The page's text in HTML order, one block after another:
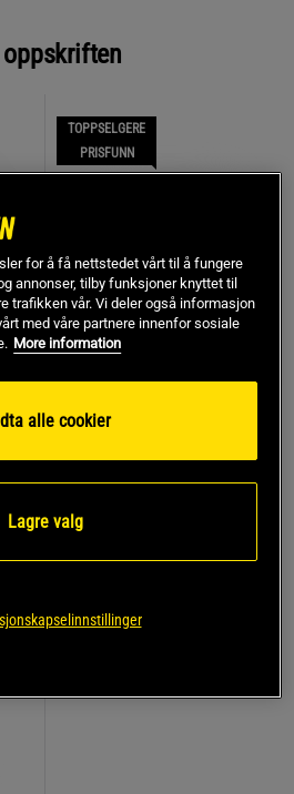
TOPPSELGERE
PRISFUNN
239 kr
Laveste pris 239 kr
for å få nettstedet vårt til å fungere
annonser, tilby funksjoner knyttet til
trafikken vår. Vi deler også informasjon
med våre partnere innenfor sosiale
More information
alle cookier
Lagre valg